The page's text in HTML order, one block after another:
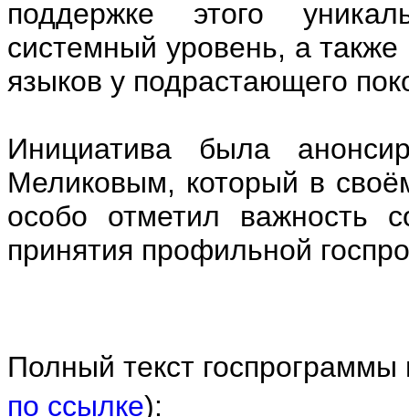
поддержке этого
системный уровень, а
языков у подрастающего
Инициатива была
Меликовым, который в
особо отметил важность
принятия профильной
Полный текст
по ссылке):